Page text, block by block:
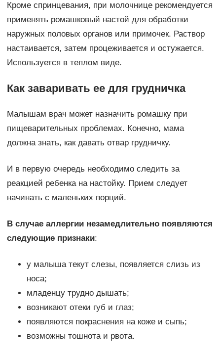
Кроме спринцевания, при молочнице рекомендуется
применять ромашковый настой для обработки
наружных половых органов или примочек. Раствор
настаивается, затем процеживается и остужается.
Используется в теплом виде.
Как заваривать ее для грудничка
Малышам врач может назначить ромашку при
пищеварительных проблемах. Конечно, мама
должна знать, как давать отвар грудничку.
И в первую очередь необходимо следить за
реакцией ребенка на настойку. Прием следует
начинать с маленьких порций.
В случае аллергии незамедлительно появляются
следующие признаки:
у малыша текут слезы, появляется слизь из
носа;
младенцу трудно дышать;
возникают отеки губ и глаз;
появляются покраснения на коже и сыпь;
возможны тошнота и рвота.